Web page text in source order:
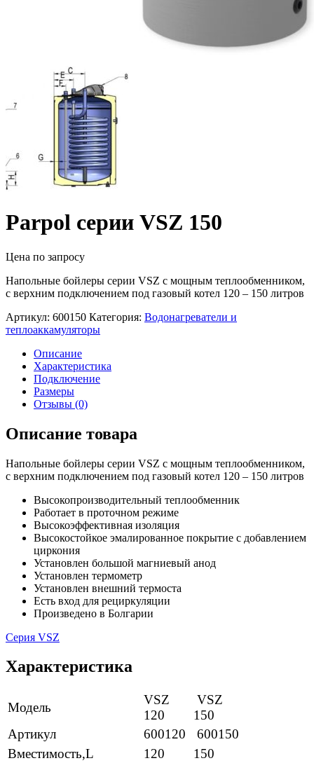
Parpol серии VSZ 150
Цена по запросу
Напольные бойлеры серии VSZ с мощным теплообменником,
с верхним подключением под газовый котел 120 – 150 литров
Артикул: 600150 Категория: Водонагреватели и
теплоаккамуляторы
Описание
Характеристика
Подключение
Размеры
Отзывы (0)
Описание товара
Напольные бойлеры серии VSZ с мощным теплообменником,
с верхним подключением под газовый котел 120 – 150 литров
Высокопроизводительный теплообменник
Работает в проточном режиме
Высокоэффективная изоляция
Высокостойкое эмалированное покрытие с добавлением
циркония
Установлен большой магниевый анод
Установлен термометр
Установлен внешний термоста
Есть вход для рециркуляции
Произведено в Болгарии
Серия VSZ
Характеристика
Модель
VSZ
120
VSZ
150
Артикул
600120
600150
Вместимость,L
120 150